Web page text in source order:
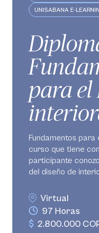
UNISABANA E-
para el
Fundamentos para
curso que tiene
participante
del diseño de
97 Horas
Virtual
2.800.000